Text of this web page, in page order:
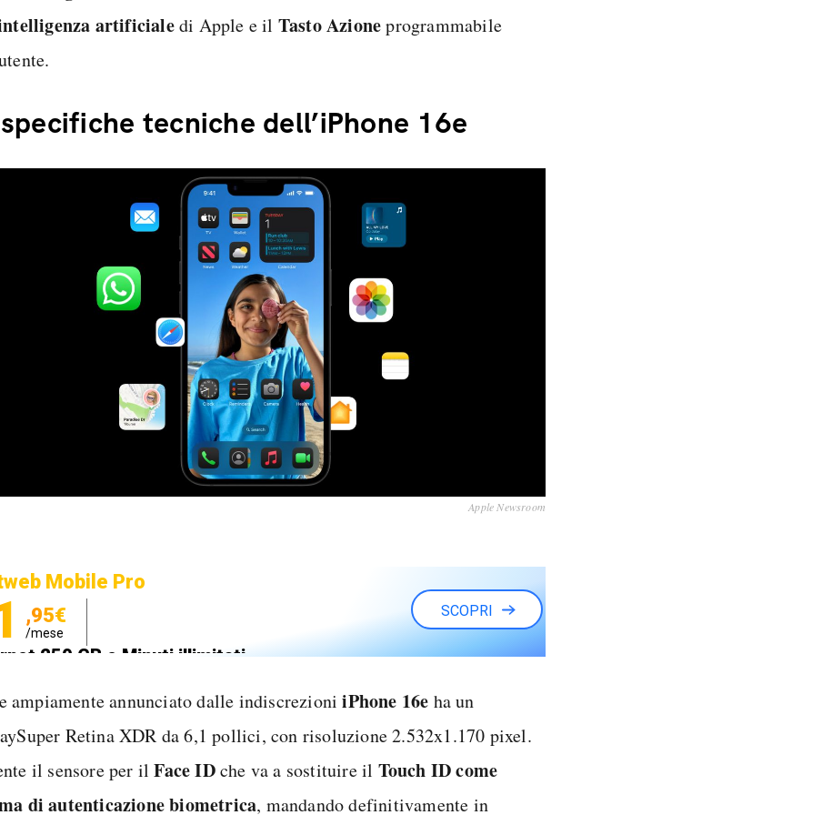
artificialedi Apple e il Tasto Azioneprogrammabile
tecniche dell’iPhone 16e
Apple Newsroom
Mobile Pro
,95€
/mese
250 GB e Minuti illimitati
SCOPRI
ampiamente annunciato dalle indiscrezioniiPhone 16e ha un
Retina XDR da 6,1 pollici, con risoluzione 2.532x1.170 pixel.
il sensore per ilFace IDche va a sostituire il Touch IDcome
di autenticazione biometrica, mandando definitivamente in